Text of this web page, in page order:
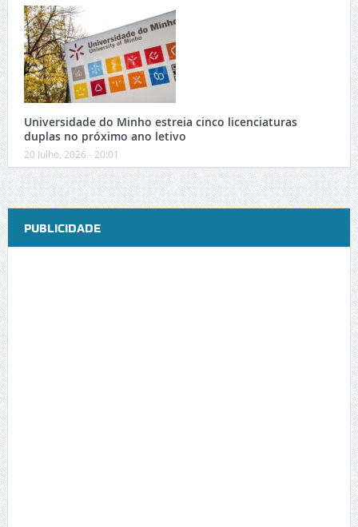
Universidade do Minho estreia cinco licenciaturas
duplas no próximo ano letivo
20 Julho, 2026 - 20:01
PUBLICIDADE